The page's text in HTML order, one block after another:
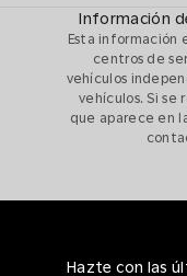
Información
Esta información
centros de
vehículos
vehículos. Si se
que aparece en
Hazte con las